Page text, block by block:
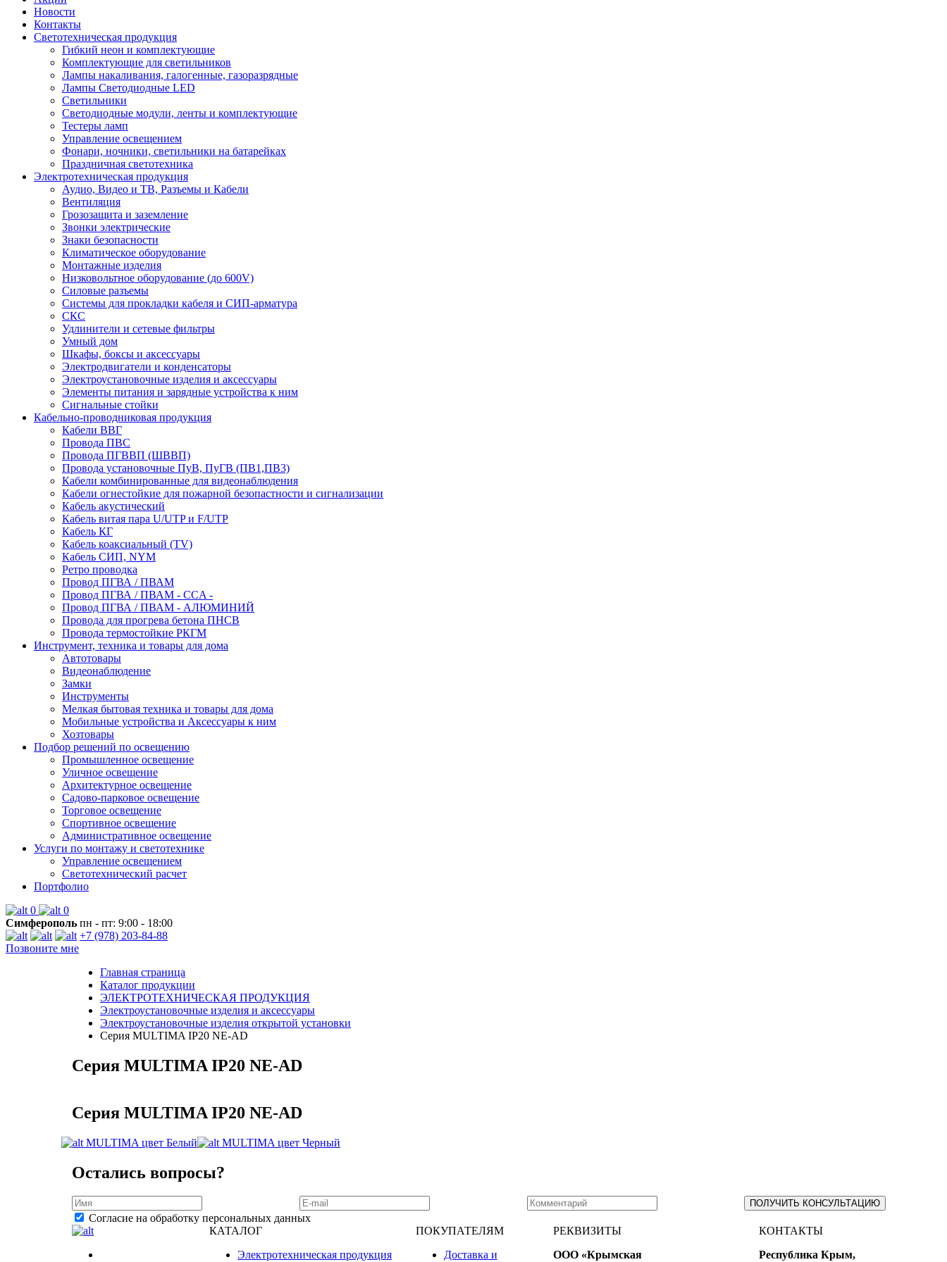
Новости
Контакты
Светотехническая продукция
Гибкий неон и комплектующие
Комплектующие для светильников
Лампы накаливания, галогенные, газоразрядные
Лампы Светодиодные LED
Светильники
Светодиодные модули, ленты и комплектующие
Тестеры ламп
Управление освещением
Фонари, ночники, светильники на батарейках
Праздничная светотехника
Электротехническая продукция
Аудио, Видео и ТВ, Разъемы и Кабели
Вентиляция
Грозозащита и заземление
Звонки электрические
Знаки безопасности
Климатическое оборудование
Монтажные изделия
Низковольтное оборудование (до 600V)
Силовые разъемы
Системы для прокладки кабеля и СИП-арматура
СКС
Удлинители и сетевые фильтры
Умный дом
Шкафы, боксы и аксессуары
Электродвигатели и конденсаторы
Электроустановочные изделия и аксессуары
Элементы питания и зарядные устройства к ним
Сигнальные стойки
Кабельно-проводниковая продукция
Кабели ВВГ
Провода ПВС
Провода ПГВВП (ШВВП)
Провода установочные ПуВ, ПуГВ (ПВ1,ПВ3)
Кабели комбинированные для видеонаблюдения
Кабели огнестойкие для пожарной безопастности и сигнализации
Кабель акустический
Кабель витая пара U/UTP и F/UTP
Кабель КГ
Кабель коаксиальный (TV)
Кабель СИП, NYM
Ретро проводка
Провод ПГВА / ПВАМ
Провод ПГВА / ПВАМ - CCA -
Провод ПГВА / ПВАМ - АЛЮМИНИЙ
Провода для прогрева бетона ПНСВ
Провода термостойкие РКГМ
Инструмент, техника и товары для дома
Автотовары
Видеонаблюдение
Замки
Инструменты
Мелкая бытовая техника и товары для дома
Мобильные устройства и Аксессуары к ним
Хозтовары
Подбор решений по освещению
Промышленное освещение
Уличное освещение
Архитектурное освещение
Садово-парковое освещение
Торговое освещение
Спортивное освещение
Административное освещение
Услуги по монтажу и светотехнике
Управление освещением
Светотехнический расчет
Портфолио
0
0
Симферополь пн - пт: 9:00 - 18:00
+7 (978) 203-84-88
Позвоните мне
Главная страница
Каталог продукции
ЭЛЕКТРОТЕХНИЧЕСКАЯ ПРОДУКЦИЯ
Электроустановочные изделия и аксессуары
Электроустановочные изделия открытой установки
Серия MULTIMA IP20 NE-AD
Серия MULTIMA IP20 NE-AD
Серия MULTIMA IP20 NE-AD
MULTIMA цвет Белый MULTIMA цвет Черный
Остались вопросы?
ПОЛУЧИТЬ КОНСУЛЬТАЦИЮ
Согласие на обработку персональных данных
КАТАЛОГ
Электротехническая продукция
ПОКУПАТЕЛЯМ
Доставка и
РЕКВИЗИТЫ
ООО «Крымская
КОНТАКТЫ
Республика Крым,